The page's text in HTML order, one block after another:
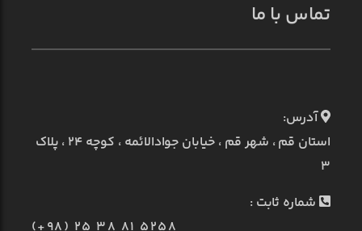
تماس با ما
آدرس:
استان قم ، شهر قم ، خیابان جوادالائمه ، کوچه ۲۴ ، پلاک
۳
شماره ثابت :